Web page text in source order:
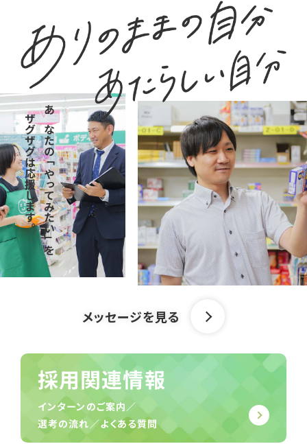
あなたの「やってみたい」を
ザグザグは応援します。
メッセージを見る
採⽤関連情報
インターンのご案内／
選考の流れ／よくある質問